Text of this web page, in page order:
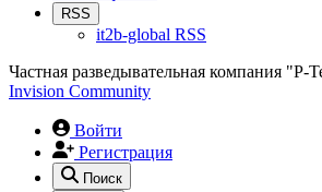
RSS
it2b-global RSS
Частная разведывательная компания "Р-
Invision Community
Войти
Регистрация
Поиск